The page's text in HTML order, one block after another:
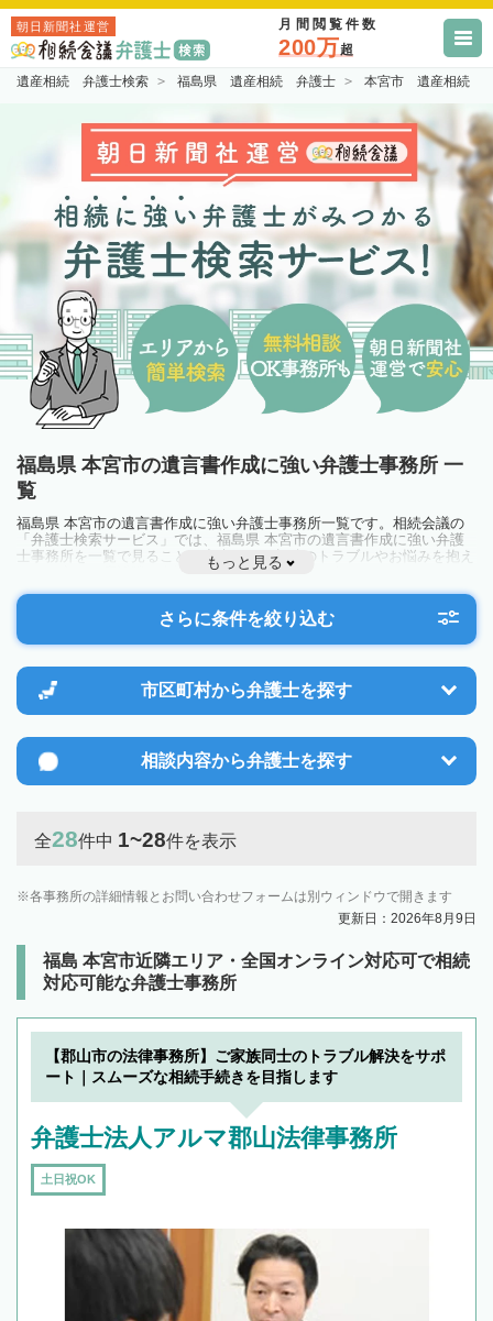
朝日新聞社運営 月間閲覧件数
200万超
遺産相続 弁護士検索 福島県 遺産相続 弁護士 本宮市 遺産相続
福島県 本宮市の遺言書作成に強い弁護士事務所 一
覧
福島県 本宮市の遺言書作成に強い弁護士事務所一覧です。相続会議の
「弁護士検索サービス」では、福島県 本宮市の遺言書作成に強い弁護
士事務所を一覧で見ることが出来ます。相続のトラブルやお悩みを抱え
ている方は一度近隣の弁護士に相談してみましょう。
もっと見る
さらに条件を絞り込む
市区町村から弁護士を探す
相談内容から弁護士を探す
全28件中 1~28件を表示
各事務所の詳細情報とお問い合わせフォームは別ウィンドウで開きます
更新日：2026年8月9日
福島 本宮市近隣エリア・全国オンライン対応可で相続
対応可能な弁護士事務所
【郡山市の法律事務所】ご家族同士のトラブル解決をサポ
ート｜スムーズな相続手続きを目指します
弁護士法人アルマ郡山法律事務所
土日祝OK